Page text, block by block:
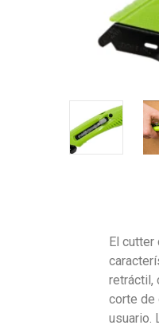
El
retráctil,
corte de
usuario.